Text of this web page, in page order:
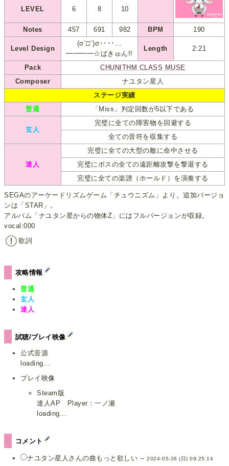
LEVEL
6 8 10
Notes 457 691 982 BPM 190
Level Design
(σ`□´)σ････…
━━━━☆ばきゅん!!
Length 2:21
Pack
CHUNITHM CLASS MUSE
Composer
ナユタン星人
ステージ実績
普通
「Miss」判定回数が5以下である
玄人
完璧に全ての障害物を回避する
全ての音符を収集する
達人
完璧に全ての大型の敵に命中させる
完璧にボスの全ての遠距離攻撃を撃退する
完璧に全ての楽譜（ホールド）を演奏する
SEGAのアーケードリズムゲーム「チュウニズム」より。追加バージョ
ンは「STAR」。
アルバム「ナユタン星からの物体Z」にはフルバージョンが収録。
vocal:000
歌詞
攻略情報
普通
玄人
達人
試聴/プレイ映像
公式音源
loading...
プレイ映像
Steam版
達人AP Player：一ノ瀬
loading...
コメント
ナユタン星人さんの曲もっと欲しい --2024-05-26 (日) 09:25:14